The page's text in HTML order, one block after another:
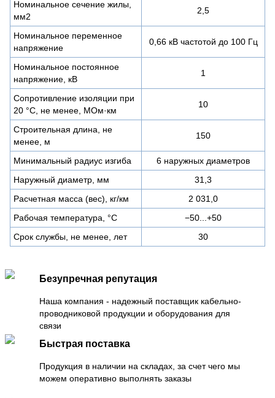
Номинальное сечение жилы,
мм2
2,5
Номинальное переменное
напряжение
0,66 кВ частотой до 100 Гц
Номинальное постоянное
напряжение, кВ
1
Сопротивление изоляции при
20 °С, не менее, МОм·км
10
Строительная длина, не
менее, м
150
Минимальный радиус изгиба
6 наружных диаметров
Наружный диаметр, мм
31,3
Расчетная масса (вес), кг/км
2 031,0
Рабочая температура, °C
−50...+50
Срок службы, не менее, лет
30
Безупречная репутация
Наша компания - надежный поставщик кабельно-
проводниковой продукции и оборудования для
связи
Быстрая поставка
Продукция в наличии на складах, за счет чего мы
можем оперативно выполнять заказы